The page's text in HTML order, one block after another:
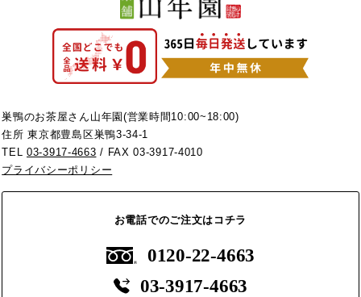
巣鴨のお茶屋さん山年園(営業時間10:00~18:00)
住所 東京都豊島区巣鴨3-34-1
TEL03-3917-4663 / FAX 03-3917-4010
プライバシーポリシー
お電話でのご注文はコチラ
0120-22-4663
03-3917-4663